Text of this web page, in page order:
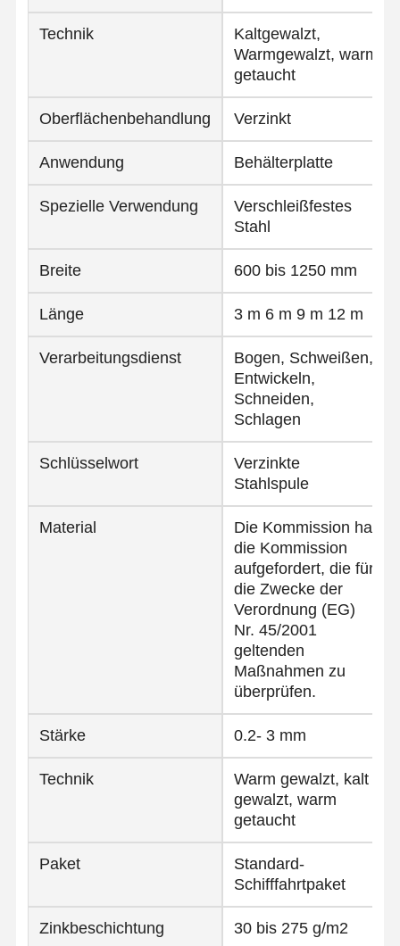
Über Uns Fabrik Tour
Nachrichten
Rohre aus Edelstahl
Rohre aus Präzisionsstahl
mit einem Durchmesser von mehr als 20 mm
mit einer Breite von nicht mehr als 15 mm
Technik
Kaltgewalzt,
Warmgewalzt, warm
getaucht
Oberflächenbehandlung Verzinkt
Anwendung Behälterplatte
Spezielle Verwendung
Verschleißfestes
Stahl
Breite 600 bis 1250 mm
Länge 3 m 6 m 9 m 12 m
Verarbeitungsdienst
Bogen, Schweißen,
Entwickeln,
Schneiden,
Schlagen
Schlüsselwort
Verzinkte
Stahlspule
Material
Die Kommission hat
die Kommission
aufgefordert, die für
die Zwecke der
Verordnung (EG)
Nr. 45/2001
geltenden
Maßnahmen zu
überprüfen.
Stärke 0.2- 3 mm
Technik
Warm gewalzt, kalt
gewalzt, warm
getaucht
Paket
Standard-
Schifffahrtpaket
Zinkbeschichtung 30 bis 275 g/m2